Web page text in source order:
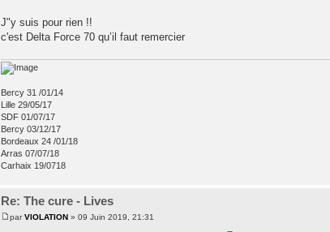
J"y suis pour rien !!
c'est Delta Force 70 qu’il faut remercier
Bercy 31 /01/14
Lille 29/05/17
SDF 01/07/17
Bercy 03/12/17
Bordeaux 24 /01/18
Arras 07/07/18
Carhaix 19/0718
Re: The cure - Lives
parVIOLATION » 09 Juin 2019, 21:31